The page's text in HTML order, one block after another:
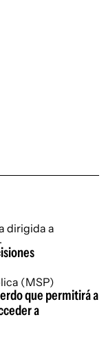
que permitirá a
a